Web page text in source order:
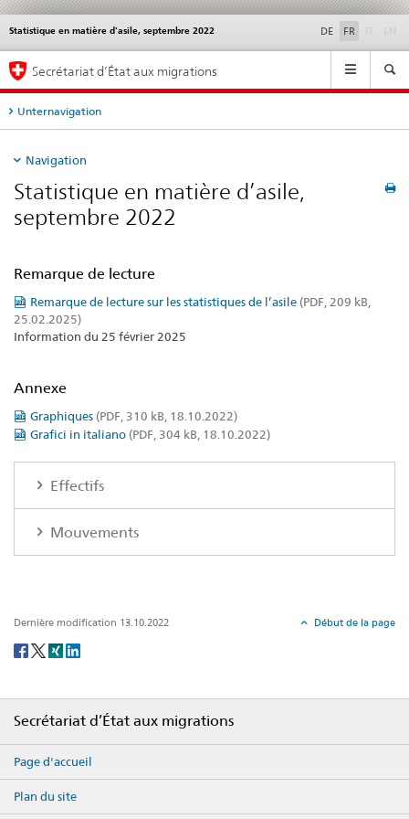
Statistique en matière d’asile, septembre 2022 DE FR
Service
Navigation
Secrétariat d’État aux migrations
Unternavigation
Navigation
Statistique en matière d’asile,
septembre 2022
Remarque de lecture
Remarque de lecture sur les statistiques de l’asile (PDF, 209 kB,
25.02.2025)
Information du 25 février 2025
Annexe
Graphiques (PDF, 310 kB, 18.10.2022)
Grafici in italiano (PDF, 304 kB, 18.10.2022)
Effectifs
Mouvements
Dernière modification 13.10.2022 Début de la page
Social
Secrétariat d’État aux migrations
Page d'accueil
Plan du site